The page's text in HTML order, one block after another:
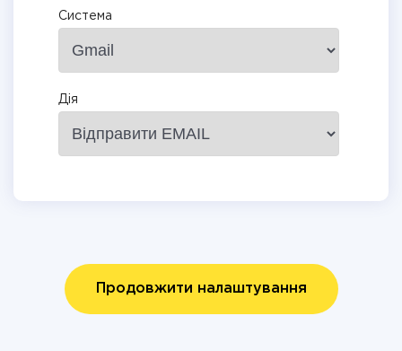
Система
Дія
Продовжити налаштування